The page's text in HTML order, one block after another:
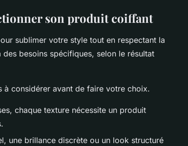
son produit coiffant
sublimer votre style tout en respectant la
besoins spécifiques, selon le résultat
à considérer avant de faire votre choix.
chaque texture nécessite un produit
une brillance discrète ou un look structuré